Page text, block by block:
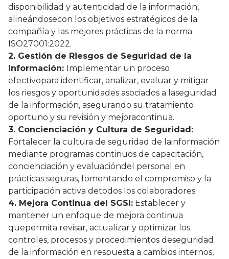
disponibilidad y autenticidad de la información,
alineándosecon los objetivos estratégicos de la
compañía y las mejores prácticas de la norma
ISO27001:2022.
2. Gestión de Riesgos de Seguridad de la
Información: Implementar un proceso
efectivopara identificar, analizar, evaluar y mitigar
los riesgos y oportunidades asociados a laseguridad
de la información, asegurando su tratamiento
oportuno y su revisión y mejoracontinua.
3. Concienciación y Cultura de Seguridad:
Fortalecer la cultura de seguridad de lainformación
mediante programas continuos de capacitación,
concienciación y evaluacióndel personal en
prácticas seguras, fomentando el compromiso y la
participación activa detodos los colaboradores.
4. Mejora Continua del SGSI: Establecer y
mantener un enfoque de mejora continua
quepermita revisar, actualizar y optimizar los
controles, procesos y procedimientos deseguridad
de la información en respuesta a cambios internos,